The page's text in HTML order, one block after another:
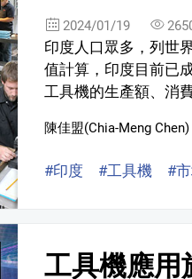
2024/01/19
印度人口眾多，列世
值計算，印度目前已
工具機的生產額、消
陳佳盟(Chia-Meng Chen)
#印度 #工具機 #
工具機應用